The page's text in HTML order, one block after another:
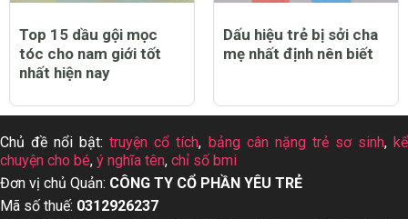
Top 15 dầu gội mọc
tóc cho nam giới tốt
nhất hiện nay
Dấu hiệu trẻ bị sởi cha
mẹ nhất định nên biết
Chủ đề nổi bật:truyện cổ tích, bảng cân nặng trẻ sơ sinh, kể
chuyện cho bé, ý nghĩa tên, chỉ số bmi
Đơn vị chủ Quản: CÔNG TY CỔ PHẦN YÊU TRẺ
Mã số thuế: 0312926237